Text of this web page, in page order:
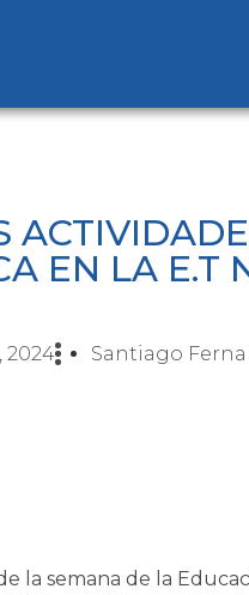
EN LA E.T
2024 Santiago
la semana de la